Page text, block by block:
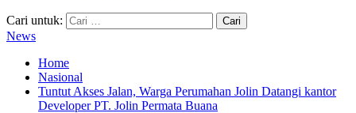
Cari untuk:
News
Home
Nasional
Tuntut Akses Jalan, Warga Perumahan Jolin Datangi kantor
Developer PT. Jolin Permata Buana